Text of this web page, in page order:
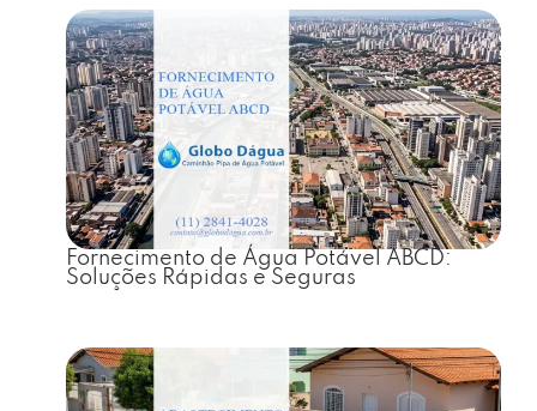
Fornecimento de Água Potável ABCD:
Soluções Rápidas e Seguras